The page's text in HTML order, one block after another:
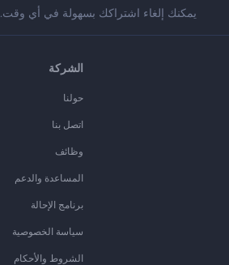
يمكنك إلغاء اشتراكك بسهولة في أي وقت.
الشركة
حولنا
اتصل بنا
وظائف
المساعدة والدعم
برنامج الإحالة
سياسة الخصوصية
الشروط والأحكام